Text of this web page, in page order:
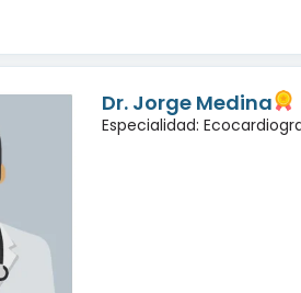
Dr. Jorge Medina
Especialidad: